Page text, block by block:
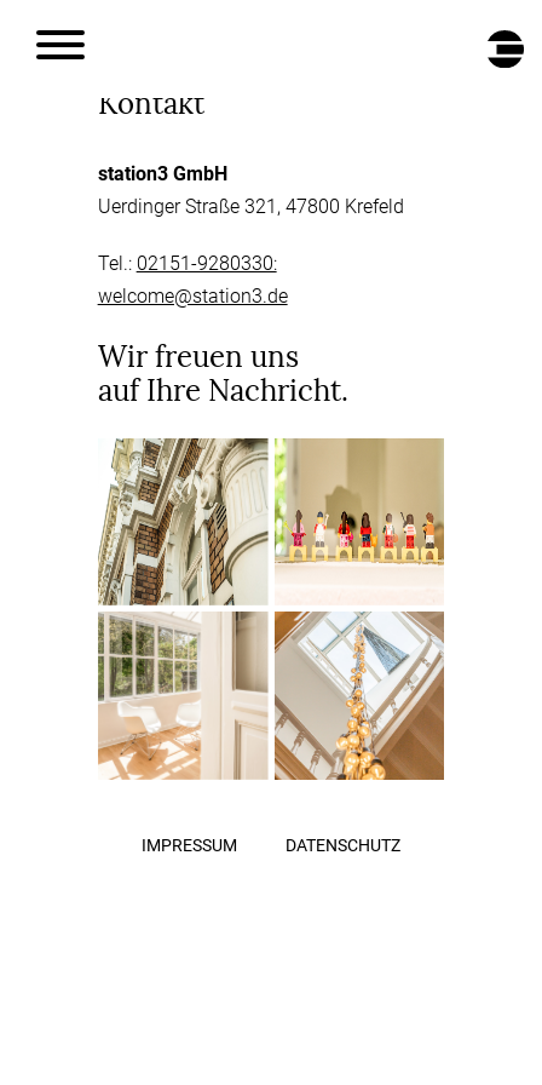
Kontakt
station3 GmbH
Uerdinger Straße 321, 47800 Krefeld
Tel.: 02151-9280330:
welcome@station3.de
Wir freuen uns
auf Ihre Nachricht.
IMPRESSUM DATENSCHUTZ